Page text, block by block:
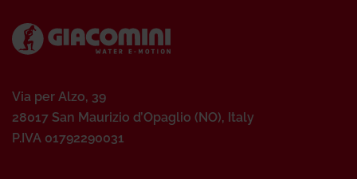
Via per Alzo, 39
28017 San Maurizio d’Opaglio (NO), Italy
P.IVA 01792290031